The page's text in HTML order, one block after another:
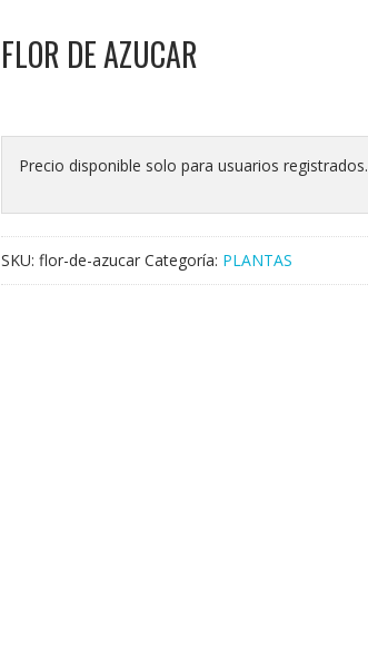
FLOR DE AZUCAR
Precio disponible solo para usuarios registrados.
SKU: flor-de-azucar Categoría: PLANTAS